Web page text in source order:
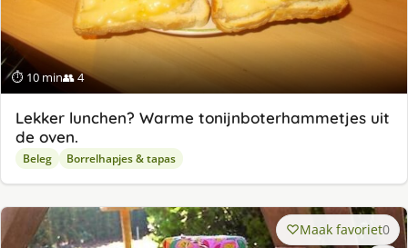
⏱ 10 min👥 4
Lekker lunchen? Warme tonijnboterhammetjes uit
de oven.
Beleg Borrelhapjes & tapas
Maak favoriet0